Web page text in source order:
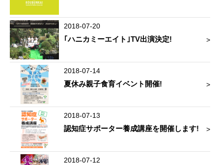
2018-07-20
｢ハニカミーエイト｣TV出演決定!
2018-07-14
夏休み親子食育イベント開催!
2018-07-13
認知症サポーター養成講座を開催します!
2018-07-12